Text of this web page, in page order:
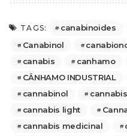
TAGS: canabinoides
Canabinol
canabis
canhamo
CÂNHAMO INDUSTRIAL
cannabinol
cannabis
cannabis light
cannabis medicinal